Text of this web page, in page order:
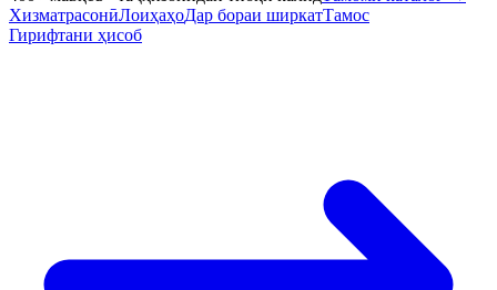
ХизматрасонӣЛоиҳаҳоДар бораи ширкатТамос
Гирифтани ҳисоб